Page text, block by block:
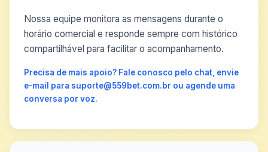
Nossa equipe monitora as mensagens durante o
horário comercial e responde sempre com histórico
compartilhável para facilitar o acompanhamento.
Precisa de mais apoio? Fale conosco pelo chat, envie
e-mail para suporte@559bet.com.br ou agende uma
conversa por voz.